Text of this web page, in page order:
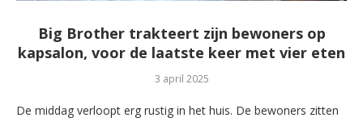
Big Brother trakteert zijn bewoners op
kapsalon, voor de laatste keer met vier eten
3 april 2025
De middag verloopt erg rustig in het huis. De bewoners zitten